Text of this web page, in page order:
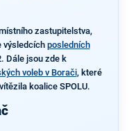
zastupitelstva,
výsledcích posledních
Dále jsou zde k
voleb v Borači, které
koalice SPOLU.